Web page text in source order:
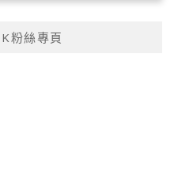
粉絲專頁